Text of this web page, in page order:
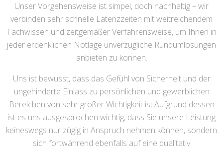
Unser Vorgehensweise ist simpel, doch nachhaltig – wir
verbinden sehr schnelle Latenzzeiten mit weitreichendem
Fachwissen und zeitgemäßer Verfahrensweise, um Ihnen in
jeder erdenklichen Notlage unverzügliche Rundumlösungen
anbieten zu können.
Uns ist bewusst, dass das Gefühl von Sicherheit und der
ungehinderte Einlass zu persönlichen und gewerblichen
Bereichen von sehr großer Wichtigkeit ist.Aufgrund dessen
ist es uns ausgesprochen wichtig, dass Sie unsere Leistung
keineswegs nur zügig in Anspruch nehmen können, sondern
sich fortwährend ebenfalls auf eine qualitativ